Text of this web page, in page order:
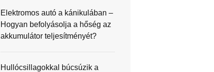
Elektromos autó a kánikulában –
Hogyan befolyásolja a hőség az
akkumulátor teljesítményét?
Hullócsillagokkal búcsúzik a